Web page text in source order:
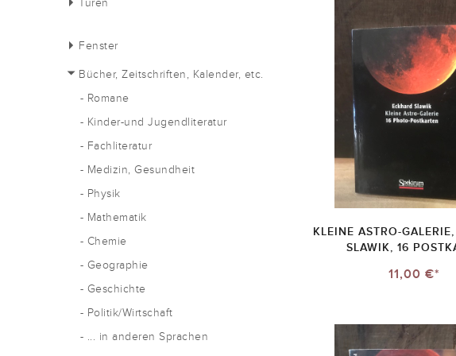
Türen
Fenster
Bücher, Zeitschriften, Kalender, etc.
- Romane
- Kinder-und Jugendliteratur
- Fachliteratur
- Medizin, Gesundheit
- Physik
- Mathematik
- Chemie
- Geographie
- Geschichte
- Politik/Wirtschaft
- ... in anderen Sprachen
KLEINE ASTRO-
SLAWIK, 16
11,00 €*